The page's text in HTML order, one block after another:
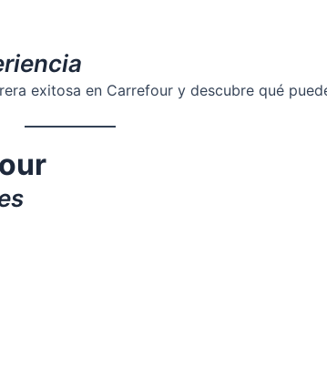
exitosa en Carrefour y descubre qué